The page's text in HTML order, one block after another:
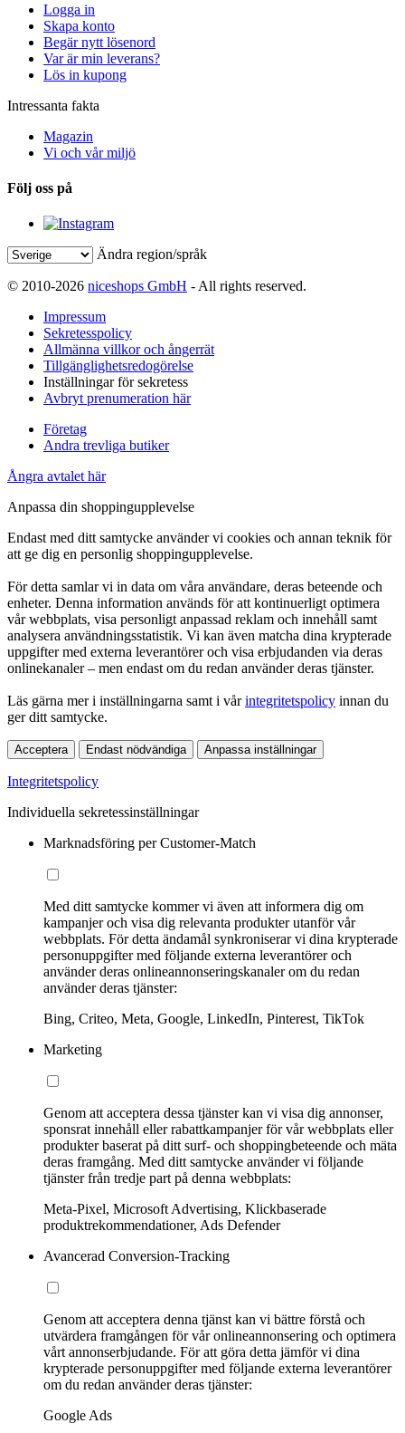
Logga in
Skapa konto
Begär nytt lösenord
Var är min leverans?
Lös in kupong
Intressanta fakta
Magazin
Vi och vår miljö
Följ oss på
Ändra region/språk
© 2010-2026 niceshops GmbH - All rights reserved.
Impressum
Sekretesspolicy
Allmänna villkor och ångerrät
Tillgänglighetsredogörelse
Inställningar för sekretess
Avbryt prenumeration här
Företag
Andra trevliga butiker
Ångra avtalet här
Anpassa din shoppingupplevelse
Endast med ditt samtycke använder vi cookies och annan teknik för
att ge dig en personlig shoppingupplevelse.
För detta samlar vi in data om våra användare, deras beteende och
enheter. Denna information används för att kontinuerligt optimera
vår webbplats, visa personligt anpassad reklam och innehåll samt
analysera användningsstatistik. Vi kan även matcha dina krypterade
uppgifter med externa leverantörer och visa erbjudanden via deras
onlinekanaler – men endast om du redan använder deras tjänster.
Läs gärna mer i inställningarna samt i vårintegritetspolicy innan du
ger ditt samtycke.
Acceptera Endast nödvändiga Anpassa inställningar
Integritetspolicy
Individuella sekretessinställningar
Marknadsföring per Customer-Match
Med ditt samtycke kommer vi även att informera dig om
kampanjer och visa dig relevanta produkter utanför vår
webbplats. För detta ändamål synkroniserar vi dina krypterade
personuppgifter med följande externa leverantörer och
använder deras onlineannonseringskanaler om du redan
använder deras tjänster:
Bing, Criteo, Meta, Google, LinkedIn, Pinterest, TikTok
Marketing
Genom att acceptera dessa tjänster kan vi visa dig annonser,
sponsrat innehåll eller rabattkampanjer för vår webbplats eller
produkter baserat på ditt surf- och shoppingbeteende och mäta
deras framgång. Med ditt samtycke använder vi följande
tjänster från tredje part på denna webbplats:
Meta-Pixel, Microsoft Advertising, Klickbaserade
produktrekommendationer, Ads Defender
Avancerad Conversion-Tracking
Genom att acceptera denna tjänst kan vi bättre förstå och
utvärdera framgången för vår onlineannonsering och optimera
vårt annonserbjudande. För att göra detta jämför vi dina
krypterade personuppgifter med följande externa leverantörer
om du redan använder deras tjänster:
Google Ads